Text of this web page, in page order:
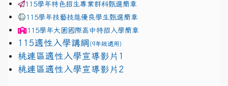
115學年特色招生專業群科甄選簡章
115學年技藝技能優良學生甄選簡章
115學年大園國際高中特招入學簡章
115適性入學講綱 (9年級適用)
link to https://docs.google.com/presentation/d/
桃連區適性入學宣導影片1
link to https://docs.google.com/presentation/d/
桃連區適性入學宣導影片2